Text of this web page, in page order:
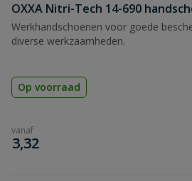
OXXA Nitri-Tech 14-690
Werkhandschoenen voor goede
diverse werkzaamheden.
Op voorraad
vanaf
€
3,32